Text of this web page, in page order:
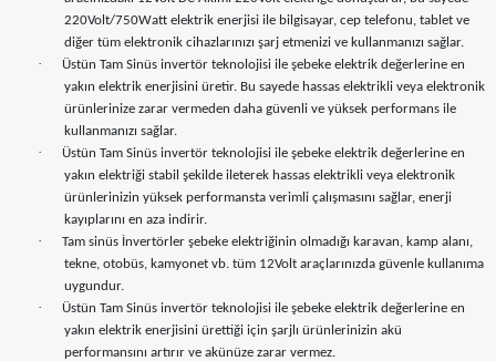
220Volt/750Watt elektrik enerjisi ile bilgisayar, cep telefonu, tablet ve
diğer tüm elektronik cihazlarınızı şarj etmenizi ve kullanmanızı sağlar.
·
Üstün Tam Sinüs invertör teknolojisi ile şebeke elektrik değerlerine en
yakın elektrik enerjisini üretir. Bu sayede hassas elektrikli veya elektronik
ürünlerinize zarar vermeden daha güvenli ve yüksek performans ile
kullanmanızı sağlar.
·
Üstün Tam Sinüs invertör teknolojisi ile şebeke elektrik değerlerine en
yakın elektriği stabil şekilde ileterek hassas elektrikli veya elektronik
ürünlerinizin yüksek performansta verimli çalışmasını sağlar, enerji
kayıplarını en aza indirir.
·
Tam sinüs İnvertörler şebeke elektriğinin olmadığı karavan, kamp alanı,
tekne, otobüs, kamyonet vb. tüm 12Volt araçlarınızda güvenle kullanıma
uygundur.
·
Üstün Tam Sinüs invertör teknolojisi ile şebeke elektrik değerlerine en
yakın elektrik enerjisini ürettiği için şarjlı ürünlerinizin akü
performansını artırır ve akünüze zarar vermez.